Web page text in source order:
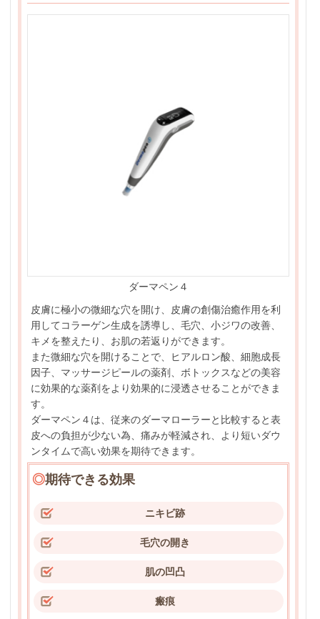
ダーマペン４
皮膚に極小の微細な穴を開け、皮膚の創傷治癒作用を利
用してコラーゲン生成を誘導し、毛穴、小ジワの改善、
キメを整えたり、お肌の若返りができます。
また微細な穴を開けることで、ヒアルロン酸、細胞成長
因子、マッサージピールの薬剤、ボトックスなどの美容
に効果的な薬剤をより効果的に浸透させることができま
す。
ダーマペン４は、従来のダーマローラーと比較すると表
皮への負担が少ない為、痛みが軽減され、より短いダウ
ンタイムで高い効果を期待できます。
◎期待できる効果
ニキビ跡
毛穴の開き
肌の凹凸
瘢痕